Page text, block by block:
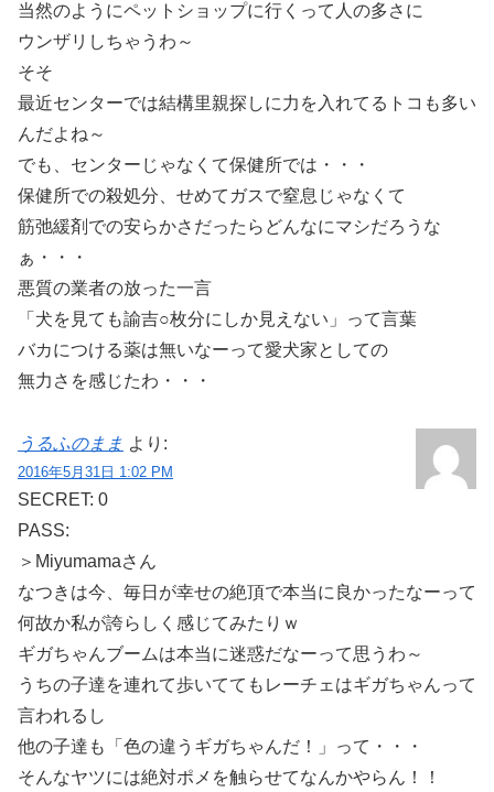
当然のようにペットショップに行くって人の多さに
ウンザリしちゃうわ～
そそ
最近センターでは結構里親探しに力を入れてるトコも多い
んだよね～
でも、センターじゃなくて保健所では・・・
保健所での殺処分、せめてガスで窒息じゃなくて
筋弛緩剤での安らかさだったらどんなにマシだろうな
ぁ・・・
悪質の業者の放った一言
「犬を見ても諭吉○枚分にしか見えない」って言葉
バカにつける薬は無いなーって愛犬家としての
無力さを感じたわ・・・
うるふのまま より:
2016年5月31日 1:02 PM
SECRET: 0
PASS:
＞Miyumamaさん
なつきは今、毎日が幸せの絶頂で本当に良かったなーって
何故か私が誇らしく感じてみたりｗ
ギガちゃんブームは本当に迷惑だなーって思うわ～
うちの子達を連れて歩いててもレーチェはギガちゃんって
言われるし
他の子達も「色の違うギガちゃんだ！」って・・・
そんなヤツには絶対ポメを触らせてなんかやらん！！